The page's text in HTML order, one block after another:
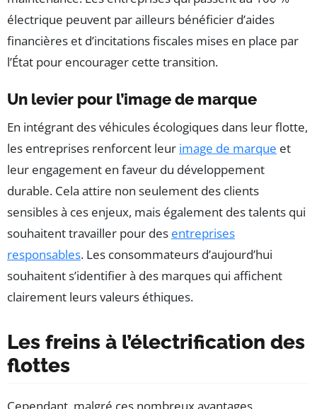
électrique peuvent par ailleurs bénéficier d’aides
financières et d’incitations fiscales mises en place par
l’État pour encourager cette transition.
Un levier pour l’image de marque
En intégrant des véhicules écologiques dans leur flotte,
les entreprises renforcent leur image de marque et
leur engagement en faveur du développement
durable. Cela attire non seulement des clients
sensibles à ces enjeux, mais également des talents qui
souhaitent travailler pour des entreprises
responsables. Les consommateurs d’aujourd’hui
souhaitent s’identifier à des marques qui affichent
clairement leurs valeurs éthiques.
Les freins à l’électrification des
flottes